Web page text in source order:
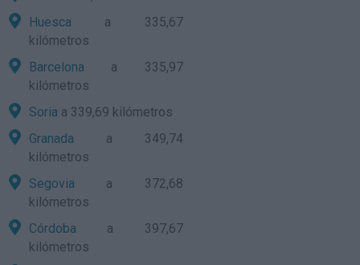
Huesca a 335,67
kilómetros
Barcelona a 335,97
kilómetros
Soria a 339,69 kilómetros
Granada a 349,74
kilómetros
Segovia a 372,68
kilómetros
Córdoba a 397,67
kilómetros